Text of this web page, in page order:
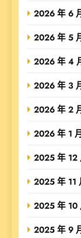
2026 年 6
2026 年 5
2026 年 4
2026 年 3
2026 年 2
2026 年 1
2025 年 12
2025 年 11
2025 年 10
2025 年 9